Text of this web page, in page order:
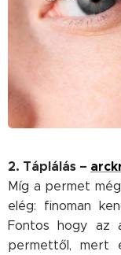
2. Táplálás –
Míg a permet
elég: finoman
Fontos hogy az
permettől, mert